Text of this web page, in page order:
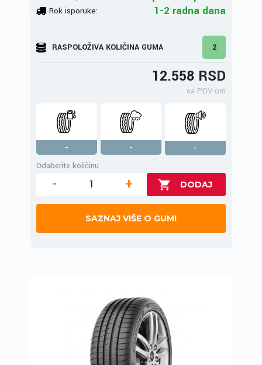
Rok isporuke: 1-2 radna dana
RASPOLOŽIVA KOLIČINA GUMA 2
12.558 RSD
sa PDV-om
- -
-
Odaberite količinu
- +
SAZNAJ VIŠE O GUMI